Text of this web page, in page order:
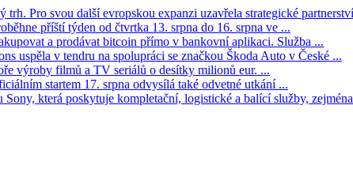
Pro svou další evropskou expanzi uzavřela strategické
příští týden od čtvrtka 13. srpna do 16. srpna ve ...
a prodávat bitcoin přímo v bankovní aplikaci. Služba ...
uspěla v tendru na spolupráci se značkou Škoda Auto v České ...
výroby filmů a TV seriálů o desítky milionů eur. ...
startem 17. srpna odvysílá také odvetné utkání ...
Sony, která poskytuje kompletační, logistické a balící služby,